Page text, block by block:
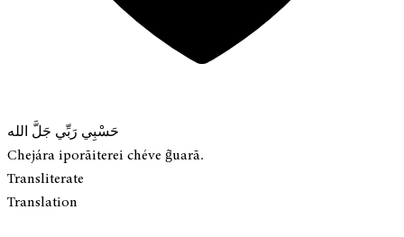
حَسْبِي رَبِّي جَلَّ الله
Chejára iporãiterei chéve g̃uarã.
Transliterate
Translation